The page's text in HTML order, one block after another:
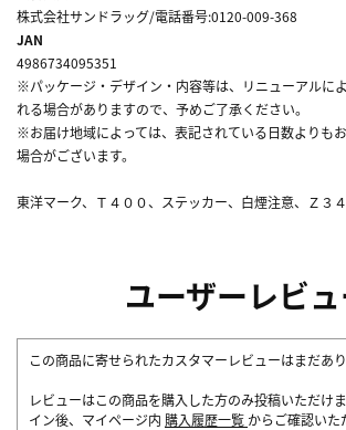
株式会社サンドラッグ/電話番号:0120-009-368
JAN
4986734095351
※パッケージ・デザイン・内容等は、リニューアルに
れる場合がありますので、予めご了承ください。
※お届け地域によっては、表記されている日数よりも
場合がございます。
東洋マーク、Ｔ４００、ステッカー、白煙注意、Ｚ３
ユーザーレビ
この商品に寄せられたカスタマーレビューはまだあり
レビューはこの商品を購入した方のみ投稿いただけ
イン後、マイページ内 購入履歴一覧 からご確認いた